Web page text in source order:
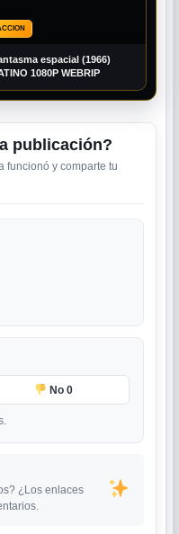
espacial (1966)
1080P WEBRIP
publicación?
funcionó y comparte tu
No 0
¿Los enlaces